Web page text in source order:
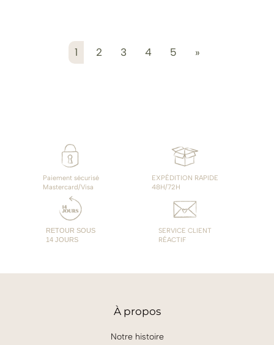
1 2 3 4 5 »
Paiement sécurisé
Mastercard/Visa
EXPÉDITION RAPIDE
48H/72H
RETOUR SOUS
14 JOURS
SERVICE CLIENT
RÉACTIF
Àpropos
Notre histoire